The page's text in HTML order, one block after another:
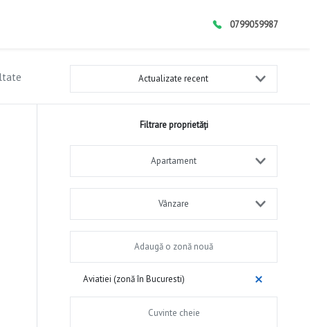
0799059987
Actualizate recent
Filtrare proprietăți
Apartament
Vânzare
Aviatiei (zonă în Bucuresti)